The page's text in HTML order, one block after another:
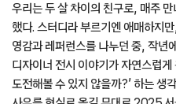
우리는 두 살 차이의 친구로, 매주
했다. 스터디라 부르기엔 애매하지
영감과 레퍼런스를 나누던 중, 작년
디자이너 전시 이야기가 자연스럽게
도전해볼 수 있지 않을까?’ 하는 생